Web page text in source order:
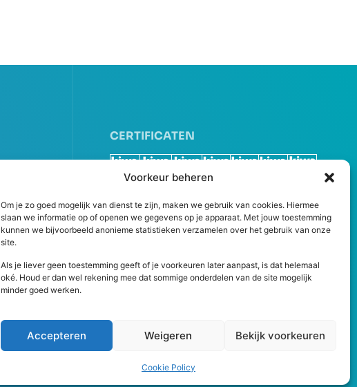
Voorkeur beheren
Om je zo goed mogelijk van dienst te zijn, maken we gebruik van cookies. Hiermee
slaan we informatie op of openen we gegevens op je apparaat. Met jouw toestemming
kunnen we bijvoorbeeld anonieme statistieken verzamelen over het gebruik van onze
site.
Als je liever geen toestemming geeft of je voorkeuren later aanpast, is dat helemaal
oké. Houd er dan wel rekening mee dat sommige onderdelen van de site mogelijk
minder goed werken.
Accepteren Weigeren Bekijk voorkeuren
Cookie Policy
CERTIFICATEN